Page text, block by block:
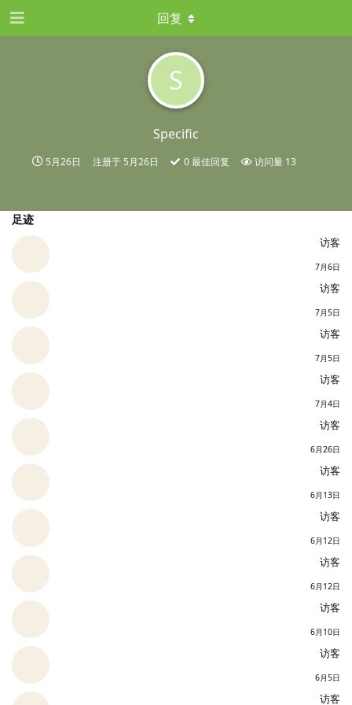
S
Specific
5月26日 注册于 5月26日 0最佳回复 访问量 13
回复
足迹
访客
7月6日
访客
7月5日
访客
7月5日
访客
7月4日
访客
6月26日
访客
6月13日
访客
6月12日
访客
6月12日
访客
6月10日
访客
6月5日
访客